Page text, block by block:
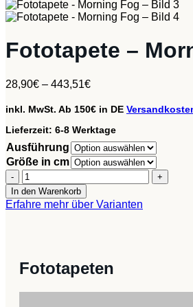
Fototapete –
28,90€ – 443,51€
inkl. MwSt. Ab 150€ in DE
Lieferzeit: 6-8 Werktage
Ausführung
Größe in cm
Fototapete
-
Morning
Fog
In den Warenkorb
Erfahre mehr über Varianten
Fototapeten